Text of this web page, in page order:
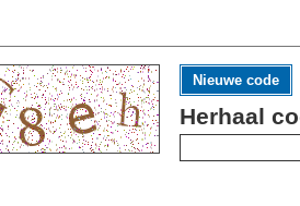
Nieuwe code
Herhaal